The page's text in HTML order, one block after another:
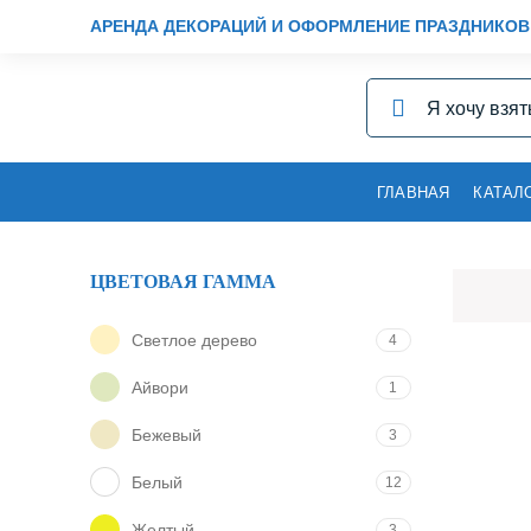
АРЕНДА ДЕКОРАЦИЙ И ОФОРМЛЕНИЕ ПРАЗДНИКОВ
ГЛАВНАЯ
ЦВЕТОВАЯ ГАММА
Светлое дерево 4
Айвори 1
Бежевый 3
Белый 12